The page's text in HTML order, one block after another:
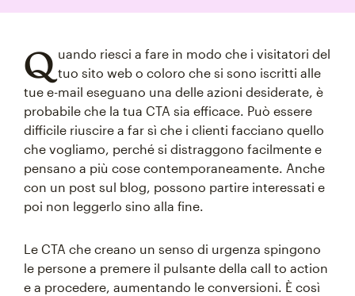
Q uando riesci a fare in modo che i visitatori del
tuo sito web o coloro che si sono iscritti alle
tue e-mail eseguano una delle azioni desiderate, è
probabile che la tua CTA sia efficace. Può essere
difficile riuscire a far sì che i clienti facciano quello
che vogliamo, perché si distraggono facilmente e
pensano a più cose contemporaneamente. Anche
con un post sul blog, possono partire interessati e
poi non leggerlo sino alla fine.
Le CTA che creano un senso di urgenza spingono
le persone a premere il pulsante della call to action
e a procedere, aumentando le conversioni. È così